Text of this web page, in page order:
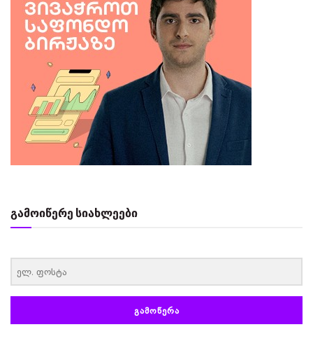
გამოიწერე სიახლეები
ᲒᲐᲛᲝᲬᲔᲠᲐ